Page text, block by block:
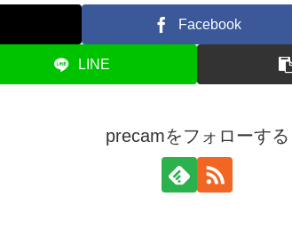
Facebook
LINE
precamをフォローする